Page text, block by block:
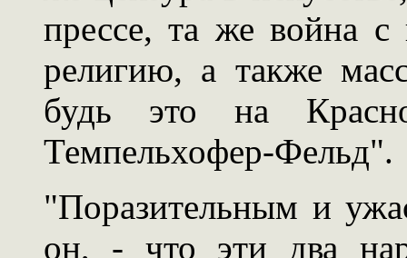
прессе, та же война с
религию, а также
будь это на
Темпельхофер-Фельд".
"Поразительным и
он, - что эти два